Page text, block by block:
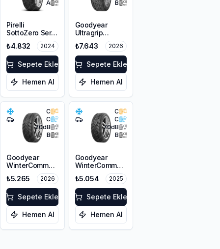
A
Pirelli
SottoZero Serie
205/60R16 96H
XL
₺4.832 2024
Sepete Ekle
Hemen Al
B
Goodyear
Ultragrip
Performance+
205/60R17 93V
M+S 3PMSF
₺7.643 2026
Sepete Ekle
Hemen Al
C
C
70dB
B
Goodyear
WinterCommand
205/60R16 96H
XL M+S 3PMSF
₺5.265 2026
Sepete Ekle
Hemen Al
C
C
70dB
B
Goodyear
WinterCommand
205/60R16 96H
XL M+S 3PMSF
₺5.054 2025
Sepete Ekle
Hemen Al